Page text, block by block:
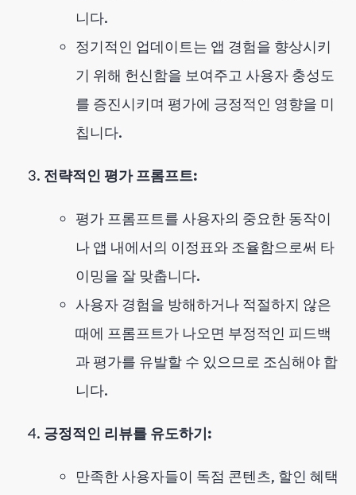
니다.
정기적인 업데이트는 앱 경험을 향상시키
기 위해 헌신함을 보여주고 사용자 충성도
를 증진시키며 평가에 긍정적인 영향을 미
칩니다.
전략적인 평가 프롬프트:
평가 프롬프트를 사용자의 중요한 동작이
나 앱 내에서의 이정표와 조율함으로써 타
이밍을 잘 맞춥니다.
사용자 경험을 방해하거나 적절하지 않은
때에 프롬프트가 나오면 부정적인 피드백
과 평가를 유발할 수 있으므로 조심해야 합
니다.
긍정적인 리뷰를 유도하기:
만족한 사용자들이 독점 콘텐츠, 할인 혜택